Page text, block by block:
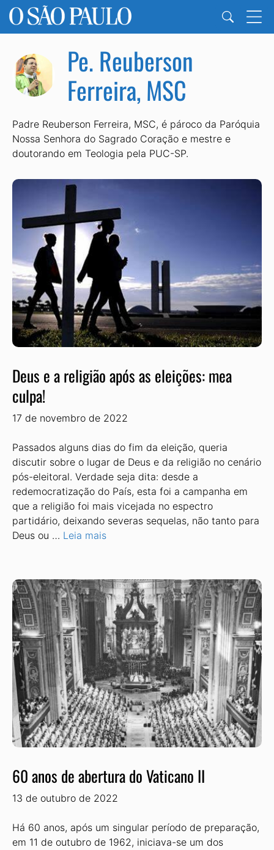
Pe. Reuberson
Ferreira, MSC
Padre Reuberson Ferreira, MSC, é pároco da Paróquia
Nossa Senhora do Sagrado Coração e mestre e
doutorando em Teologia pela PUC-SP.
Deus e a religião após as eleições: mea
culpa!
17 de novembro de 2022
Passados alguns dias do fim da eleição, queria
discutir sobre o lugar de Deus e da religião no cenário
pós-eleitoral. Verdade seja dita: desde a
redemocratização do País, esta foi a campanha em
que a religião foi mais vicejada no espectro
partidário, deixando severas sequelas, não tanto para
Deus ou … Leia mais
60 anos de abertura do Vaticano II
13 de outubro de 2022
Há 60 anos, após um singular período de preparação,
em 11 de outubro de 1962, iniciava-se um dos